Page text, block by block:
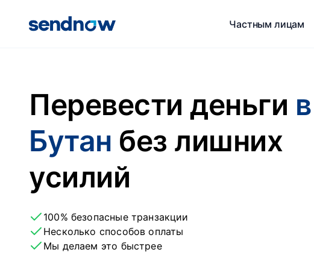
Частным лицам
Перевести деньги в
Бутан без лишних
усилий
100% безопасные транзакции
Несколько способов оплаты
Мы делаем это быстрее